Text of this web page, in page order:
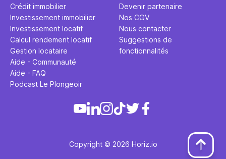
Crédit immobilier
Investissement immobilier
Investissement locatif
Calcul rendement locatif
Gestion locataire
Aide - Communauté
Aide - FAQ
Podcast Le Plongeoir
Devenir partenaire
Nos CGV
Nous contacter
Suggestions de
fonctionnalités
Copyright © 2026 Horiz.io